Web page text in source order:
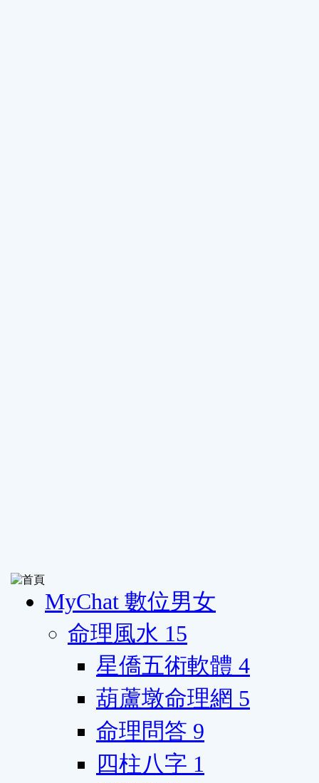
MyChat 數位男女
命理風水 15
星僑五術軟體 4
葫蘆墩命理網 5
命理問答 9
四柱八字 1